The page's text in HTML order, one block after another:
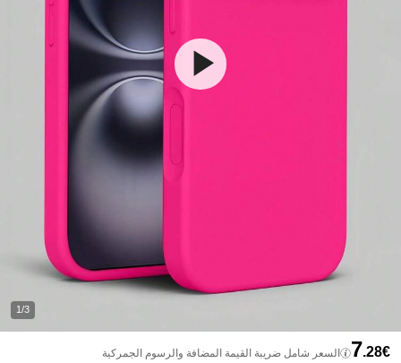
1/3
7.28€ السعر شامل ضريبة القيمة المضافة والرسوم الجمركية